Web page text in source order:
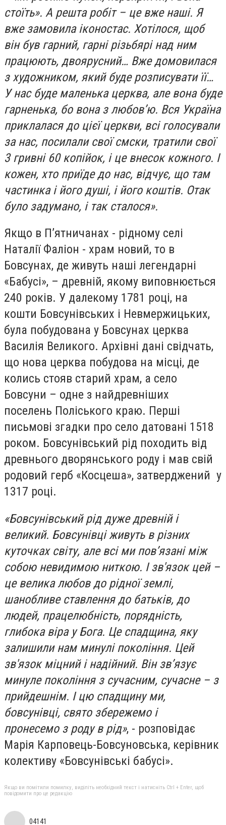
стоїть». А решта робіт – це вже наші. Я
вже замовила іконостас. Хотілося, щоб
він був гарний, гарні різьбярі над ним
працюють, двоярусний… Вже домовилася
з художником, який буде розписувати її…
У нас буде маленька церква, але вона буде
гарненька, бо вона з любов’ю. Вся Україна
приклалася до цієї церкви, всі голосували
за нас, посилали свої смски, тратили свої
3 гривні 60 копійок, і це внесок кожного. І
кожен, хто приїде до нас, відчує, що там
частинка і його душі, і його коштів. Отак
було задумано, і так сталося».
Якщо в П’ятничанах - рідному селі
Наталії Фаліон - храм новий, то в
Бовсунах, де живуть наші легендарні
«Бабусі», – древній, якому виповнюється
240 років. У далекому 1781 році, на
кошти Бовсунівських і Невмержицьких,
була побудована у Бовсунах церква
Василія Великого. Архівні дані свідчать,
що нова церква побудова на місці, де
колись стояв старий храм, а село
Бовсуни – одне з найдревніших
поселень Поліського краю. Перші
письмові згадки про село датовані 1518
роком. Бовсунівський рід походить від
древнього дворянського роду і мав свій
родовий герб «Косцеша», затверджений у
1317 році.
«Бовсунівський рід дуже древній і
великий. Бовсунівці живуть в різних
куточках світу, але всі ми пов’язані між
собою невидимою ниткою. І зв'язок цей –
це велика любов до рідної землі,
шанобливе ставлення до батьків, до
людей, працелюбність, порядність,
глибока віра у Бога. Це спадщина, яку
залишили нам минулі покоління. Цей
зв'язок міцний і надійний. Він зв’язує
минуле покоління з сучасним, сучасне – з
прийдешнім. І цю спадщину ми,
бовсунівці, свято збережемо і
пронесемо з роду в рід», - розповідає
Марія Карповець-Бовсуновська, керівник
колективу «Бовсунівські бабусі».
Якщо ви помітили помилку, виділіть необхідний текст і натисніть Ctrl + Enter, щоб
повідомити про це редакцію
04141